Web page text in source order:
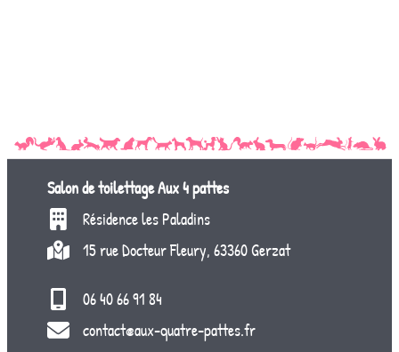
Salon de toilettageAux 4 pattes
Résidence les Paladins
15 rue Docteur Fleury, 63360 Gerzat
06 40 66 91 84
contact@aux-quatre-pattes.fr